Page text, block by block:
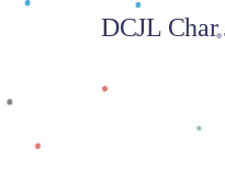
DCJL Char